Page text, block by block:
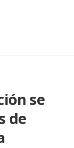
se
de